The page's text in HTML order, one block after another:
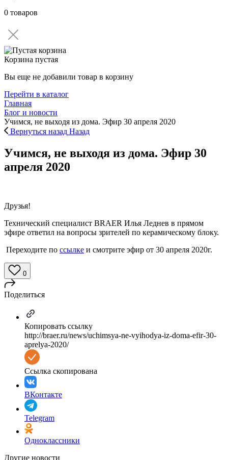
0 товаров
Корзина пустая
Вы еще не добавили товар в корзину
Перейти в каталог
Главная
Блог и новости
Учимся, не выходя из дома. Эфир 30 апреля 2020
Вернуться назад Назад
Учимся, не выходя из дома. Эфир 30
апреля 2020
Друзья!
Технический специалист BRAER Илья Леднев в прямом
эфире ответил на вопросы зрителей по керамическому блоку.
Переходите по ссылке и смотрите эфир от 30 апреля 2020г.
0
Поделиться
Копировать ссылку
http://braer.ru/news/uchimsya-ne-vyihodya-iz-doma-efir-30-
aprelya-2020/
Ссылка скопирована
ВКонтакте
Telegram
Одноклассники
Другие новости